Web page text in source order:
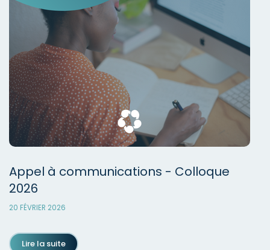
Appel à communications - Colloque
2026
20 FÉVRIER 2026
Lire la suite